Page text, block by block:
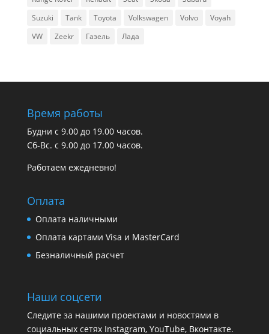
Suzuki
Tank Toyota Volkswagen Volvo
Voyah
VW
Zeekr Газель Лада
Время работы
Будни с 9.00 до 19.00 часов.
Сб-Вс. с 9.00 до 17.00 часов.
Работаем ежедневно!
Оплата
Оплата наличными
Оплата картами Visa и MasterCard
Безналичный расчет
Наши соцсети
Следите за нашими проектами и новостями в
социальных сетях Instagram, YouTube, Вконтакте.